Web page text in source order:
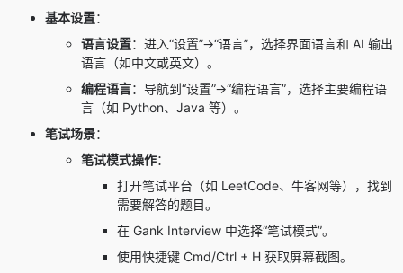
基本设置：
语言设置：进入“设置”→“语言”，选择界面语言和 AI 输出
语言（如中文或英文）。
编程语言：导航到“设置”→“编程语言”，选择主要编程语
言（如 Python、Java 等）。
笔试场景：
笔试模式操作：
打开笔试平台（如 LeetCode、牛客网等），找到
需要解答的题目。
在 Gank Interview 中选择“笔试模式”。
使用快捷键 Cmd/Ctrl + H 获取屏幕截图。